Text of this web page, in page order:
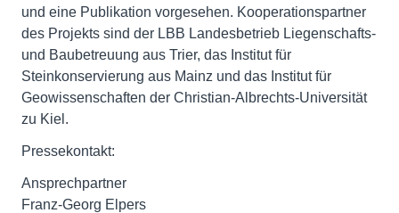
und eine Publikation vorgesehen. Kooperationspartner
des Projekts sind der LBB Landesbetrieb Liegenschafts-
und Baubetreuung aus Trier, das Institut für
Steinkonservierung aus Mainz und das Institut für
Geowissenschaften der Christian-Albrechts-Universität
zu Kiel.
Pressekontakt:
Ansprechpartner
Franz-Georg Elpers